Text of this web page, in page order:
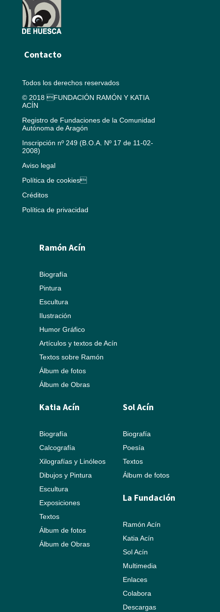
Contacto
Todos los derechos reservados
© 2018 FUNDACIÓN RAMÓN Y KATIA
ACÍN
Registro de Fundaciones de la Comunidad
Autónoma de Aragón
Inscripción nº 249 (B.O.A. Nº 17 de 11-02-
2008)
Aviso legal
Política de cookies
Créditos
Política de privacidad
Ramón Acín
Biografía
Pintura
Escultura
Ilustración
Humor Gráfico
Artículos y textos de Acín
Textos sobre Ramón
Álbum de fotos
Álbum de Obras
Katia Acín
Biografía
Calcografía
Xilografías y Linóleos
Dibujos y Pintura
Escultura
Exposiciones
Textos
Álbum de fotos
Álbum de Obras
Sol Acín
Biografía
Poesía
Textos
Álbum de fotos
La Fundación
Ramón Acín
Katia Acín
Sol Acín
Multimedia
Enlaces
Colabora
Descargas